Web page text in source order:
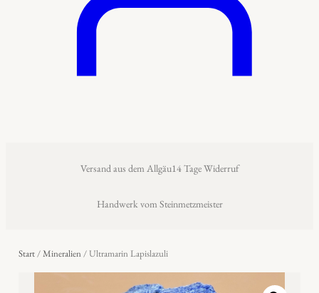
Versand aus dem Allgäu14 Tage Widerruf
Handwerk vom Steinmetzmeister
Start/Mineralien/ Ultramarin Lapislazuli